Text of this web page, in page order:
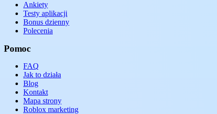
Ankiety
Testy aplikacji
Bonus dzienny
Polecenia
Pomoc
FAQ
Jak to działa
Blog
Kontakt
Mapa strony
Roblox marketing